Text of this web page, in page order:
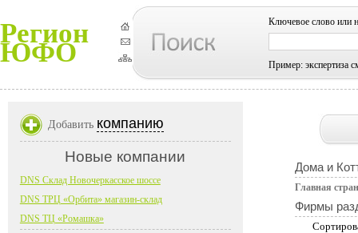
Регион
ЮФО
Ключевое слово или
Пример: экспертиза
Дома и
Главная
Фирмы
Добавить компанию
Новые компании
DNS Склад Новочеркасское шоссе
DNS ТРЦ «Орбита» магазин-склад
DNS ТЦ «Ромашка»